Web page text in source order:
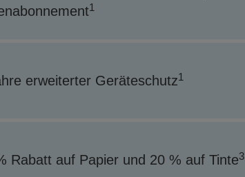
1
erweiterter Geräteschutz1
Rabatt auf Papier und 20 % auf Tinte3